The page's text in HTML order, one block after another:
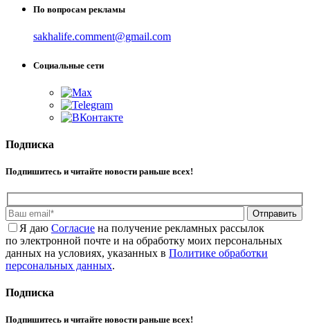
По вопросам рекламы
sakhalife.comment@gmail.com
Социальные сети
Подписка
Подпишитесь и читайте новости раньше всех!
Отправить
Я даю Cогласие на получение рекламных рассылок
по электронной почте и на обработку моих персональных
данных на условиях, указанных в Политике обработки
персональных данных.
Подписка
Подпишитесь и читайте новости раньше всех!